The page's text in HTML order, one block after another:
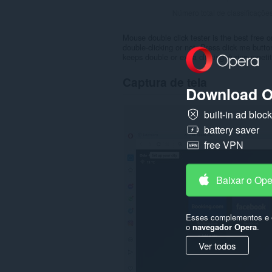
Download
built-in ad
battery saver
free VPN
Baixar o
Esses complementos
o navegador Opera.
Ver todos
double-clicking or not. Press click me
keeps double or extra clicking during